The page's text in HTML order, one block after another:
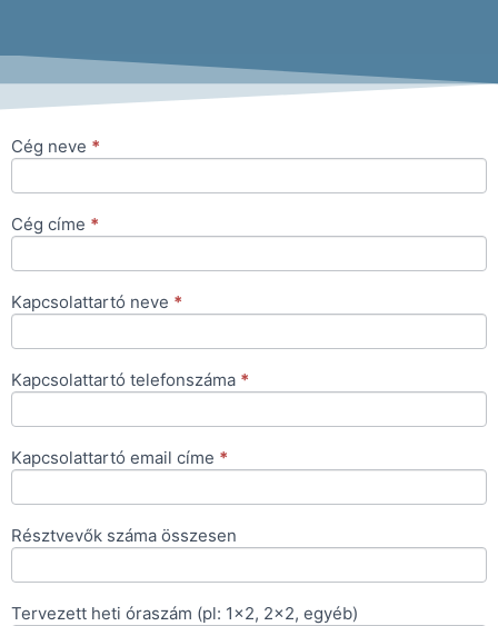
Ajánlatkérés
Cég neve *
Cég címe *
Kapcsolattartó neve *
Kapcsolattartó telefonszáma *
Kapcsolattartó email címe *
Résztvevők száma összesen
Tervezett heti óraszám (pl: 1x2, 2x2, egyéb)